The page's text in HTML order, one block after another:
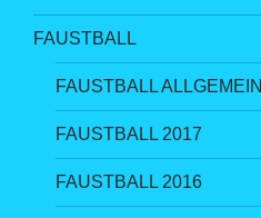
FAUSTBALL
FAUSTBALL ALLGEMEIN
FAUSTBALL 2017
FAUSTBALL 2016